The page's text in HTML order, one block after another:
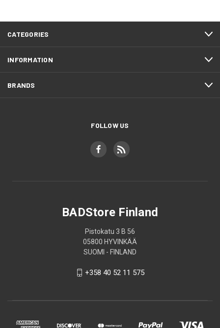
CATEGORIES
INFORMATION
BRANDS
FOLLOW US
BADStore Finland
Pistokatu 3 B 56
05800 HYVINKÄÄ
SUOMI - FINLAND
+358 40 52 11 575